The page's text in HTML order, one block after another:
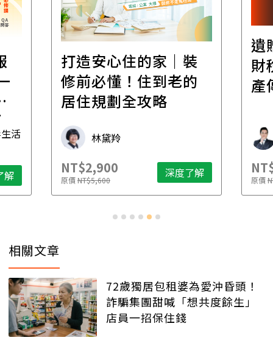
活
解
打造安心住的家｜裝
修前必懂！住到老的
居住規劃全攻略
林黛羚
NT$2,900
原價NT$5,600 深度了解
遺
財
產
原價
相關文章
72歲獨居包租婆為愛沖昏頭！
詐騙集團甜喊「想共度餘生」
店員一招保住錢